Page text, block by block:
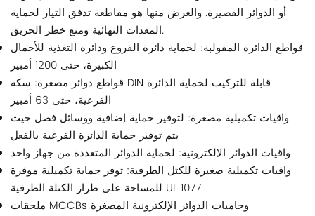
أو الدوائر القصيرة. والغرض منها هو مقاطعة تدفق التيار لحماية
المعدات النهائية ومنع خطر الحريق.
قواطع الدائرة المقولبة: لحماية دائرة الفروع ودائرة التغذية للأحمال
الكبيرة، حتى 1200 أمبير
قواطع دوائر مصغرة: سكة DIN قابلة للتركيب لحماية الدائرة
الفرعية، حتى 63 أمبير
واقيات تكميلية مصغرة: لتوفير حماية إضافية ووسائل فصل حيث
يتم توفير حماية الدائرة الفرعية بالفعل
واقيات الدوائر الإلكترونية: لحماية الدوائر المتعددة من جهاز واحد
واقيات تكميلية صغيرة للكتل الطرفية: توفر حماية تكميلية موفرة
للمساحة على طراز الكتلة الطرفية UL 1077
ملحقات MCCBs وحاميات الدوائر الإلكترونية المصغرة